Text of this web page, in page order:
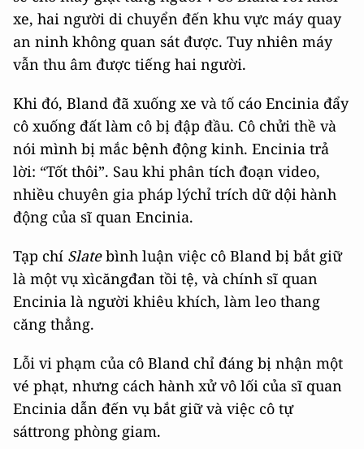
xe, hai người di chuyển đến khu vực máy quay
an ninh không quan sát được. Tuy nhiên máy
vẫn thu âm được tiếng hai người.
Khi đó, Bland đã xuống xe và tố cáo Encinia đẩy
cô xuống đất làm cô bị đập đầu. Cô chửi thề và
nói mình bị mắc bệnh động kinh. Encinia trả
lời: “Tốt thôi”. Sau khi phân tích đoạn video,
nhiều chuyên gia pháp lýchỉ trích dữ dội hành
động của sĩ quan Encinia.
Tạp chí Slatebình luận việc cô Bland bị bắt giữ
là một vụ xìcăngđan tồi tệ, và chính sĩ quan
Encinia là người khiêu khích, làm leo thang
căng thẳng.
Lỗi vi phạm của cô Bland chỉ đáng bị nhận một
vé phạt, nhưng cách hành xử vô lối của sĩ quan
Encinia dẫn đến vụ bắt giữ và việc cô tự
sáttrong phòng giam.